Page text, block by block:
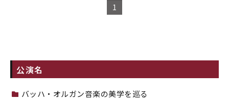
1
公演名
バッハ・オルガン音楽の美学を巡る